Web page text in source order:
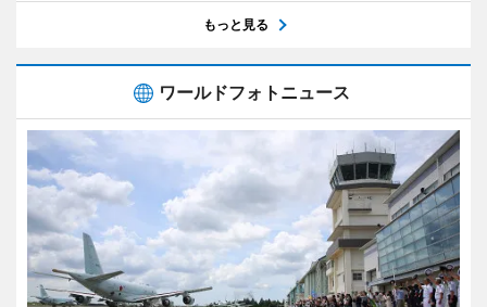
もっと見る
ワールドフォトニュース